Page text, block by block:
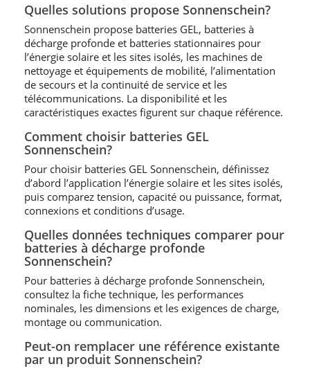
Quelles solutions propose Sonnenschein?
Sonnenschein propose batteries GEL, batteries à
décharge profonde et batteries stationnaires pour
l’énergie solaire et les sites isolés, les machines de
nettoyage et équipements de mobilité, l’alimentation
de secours et la continuité de service et les
télécommunications. La disponibilité et les
caractéristiques exactes figurent sur chaque référence.
Comment choisir batteries GEL
Sonnenschein?
Pour choisir batteries GEL Sonnenschein, définissez
d’abord l’application l’énergie solaire et les sites isolés,
puis comparez tension, capacité ou puissance, format,
connexions et conditions d’usage.
Quelles données techniques comparer pour
batteries à décharge profonde
Sonnenschein?
Pour batteries à décharge profonde Sonnenschein,
consultez la fiche technique, les performances
nominales, les dimensions et les exigences de charge,
montage ou communication.
Peut-on remplacer une référence existante
par un produit Sonnenschein?